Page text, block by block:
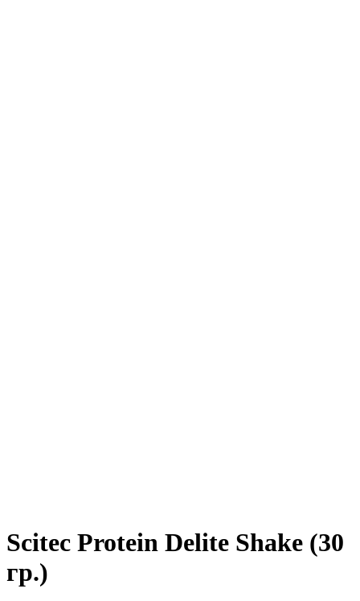
Scitec Protein Delite Shake (30
гр.)